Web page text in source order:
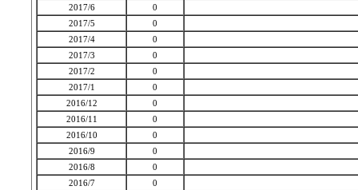
2017/6
0
2017/5
0
2017/4
0
2017/3
0
2017/2
0
2017/1
0
2016/12
0
2016/11
0
2016/10
0
2016/9
0
2016/8
0
2016/7
0